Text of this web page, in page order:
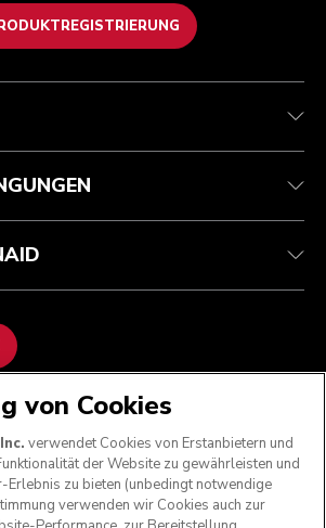
WIR AKZEPTIEREN
FOLGEN SIE UNS
von Cookies
verwendet Cookies von Erstanbietern und
der Website zu gewährleisten und
zu bieten (unbedingt notwendige
verwenden wir Cookies auch zur